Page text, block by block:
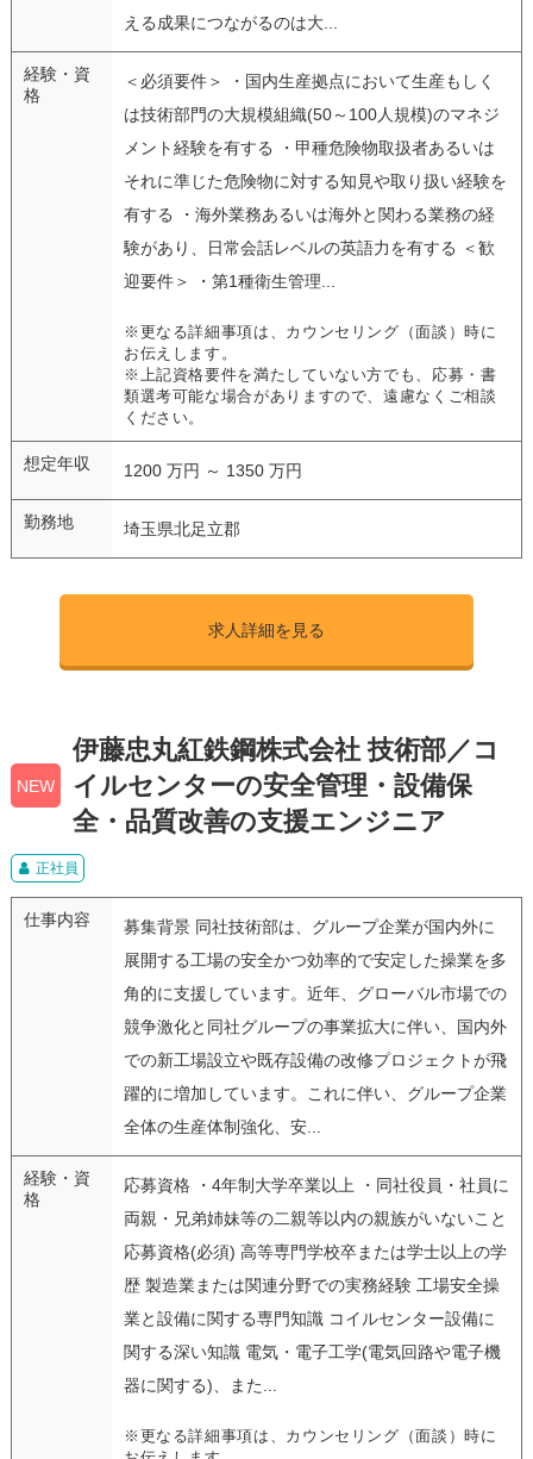
える成果につながるのは大...
経験・資
格
＜必須要件＞ ・国内生産拠点において生産もしく
は技術部門の大規模組織(50～100人規模)のマネジ
メント経験を有する ・甲種危険物取扱者あるいは
それに準じた危険物に対する知見や取り扱い経験を
有する ・海外業務あるいは海外と関わる業務の経
験があり、日常会話レベルの英語力を有する ＜歓
迎要件＞ ・第1種衛生管理...
※更なる詳細事項は、カウンセリング（面談）時に
お伝えします。
※上記資格要件を満たしていない方でも、応募・書
類選考可能な場合がありますので、遠慮なくご相談
ください。
想定年収 1200 万円 ～ 1350 万円
勤務地 埼玉県北足立郡
求人詳細を見る
NEW
伊藤忠丸紅鉄鋼株式会社 技術部／コ
イルセンターの安全管理・設備保
全・品質改善の支援エンジニア
正社員
仕事内容
募集背景 同社技術部は、グループ企業が国内外に
展開する工場の安全かつ効率的で安定した操業を多
角的に支援しています。近年、グローバル市場での
競争激化と同社グループの事業拡大に伴い、国内外
での新工場設立や既存設備の改修プロジェクトが飛
躍的に増加しています。これに伴い、グループ企業
全体の生産体制強化、安...
経験・資
格
応募資格 ・4年制大学卒業以上 ・同社役員・社員に
両親・兄弟姉妹等の二親等以内の親族がいないこと
応募資格(必須) 高等専門学校卒または学士以上の学
歴 製造業または関連分野での実務経験 工場安全操
業と設備に関する専門知識 コイルセンター設備に
関する深い知識 電気・電子工学(電気回路や電子機
器に関する)、また...
※更なる詳細事項は、カウンセリング（面談）時に